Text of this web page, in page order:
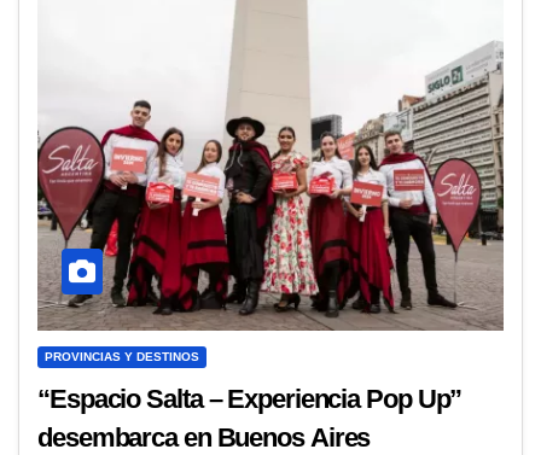
PROVINCIAS Y DESTINOS
“Espacio Salta – Experiencia Pop Up”
desembarca en Buenos Aires